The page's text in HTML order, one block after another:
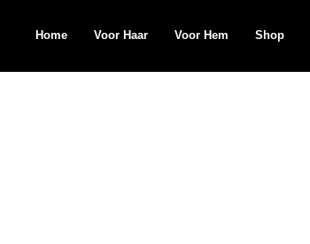
Home Voor Haar Voor Hem Shop